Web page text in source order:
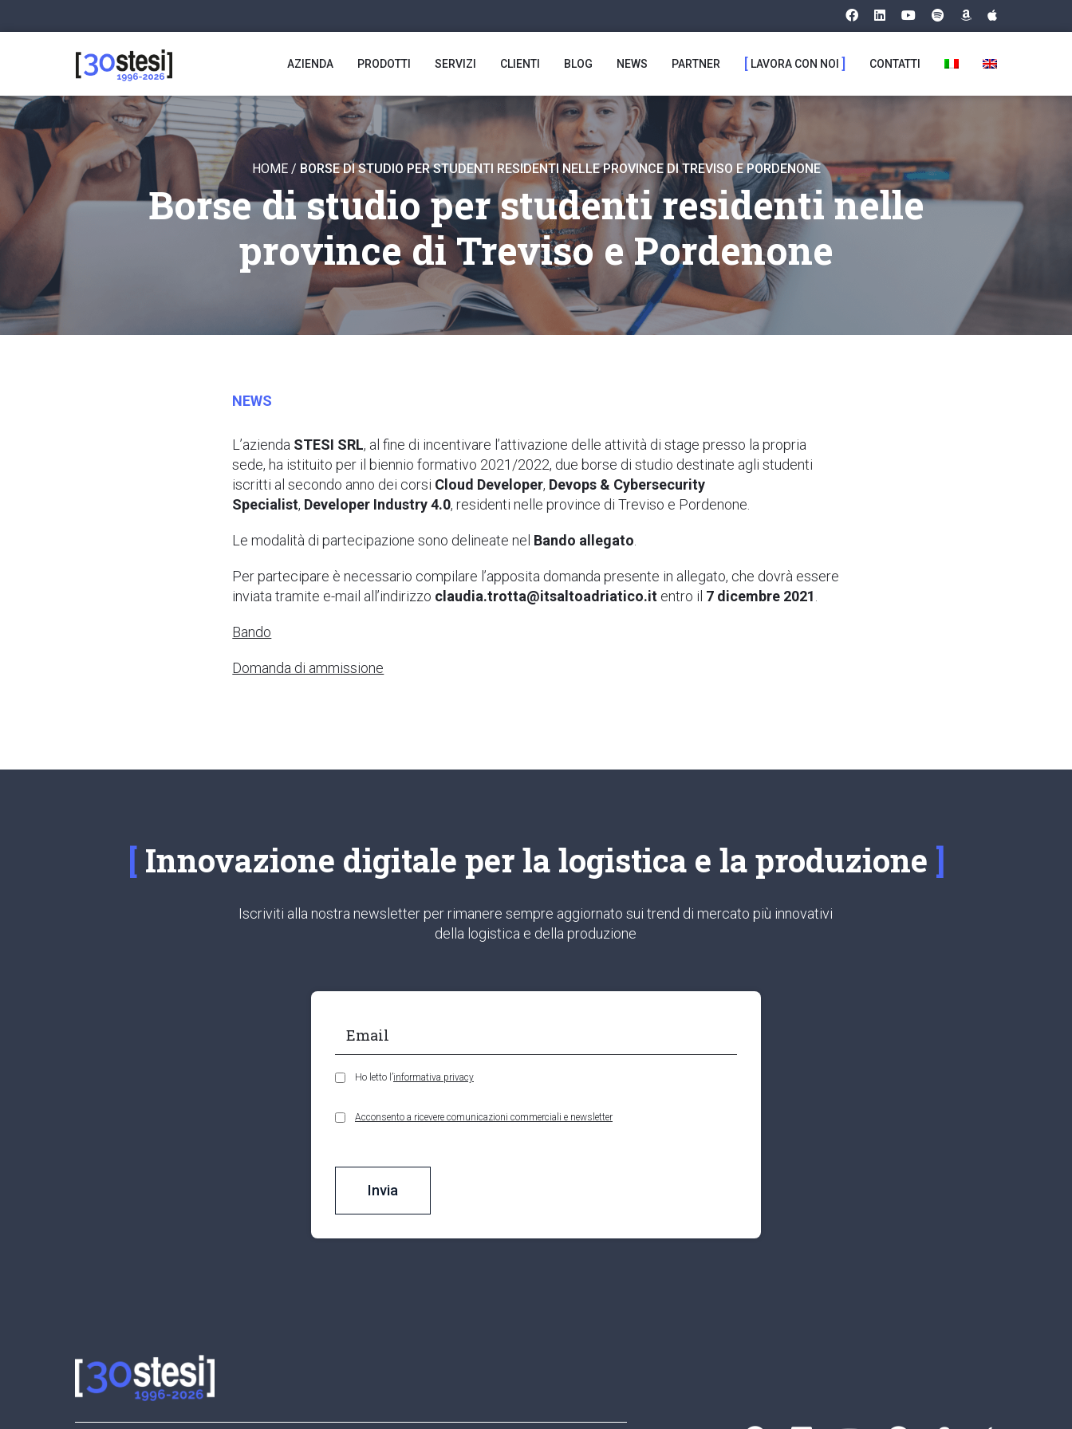
AZIENDA PRODOTTI SERVIZI CLIENTI BLOG NEWS PARTNER LAVORA CON NOI CONTATTI
HOME/ BORSE DI STUDIO PER STUDENTI RESIDENTI NELLE PROVINCE DI TREVISO E PORDENONE
Borse di studio per studenti residenti nelle
province di Treviso e Pordenone
NEWS
L’azienda STESI SRL, al fine di incentivare l’attivazione delle attività di stage presso la propria
sede, ha istituito per il biennio formativo 2021/2022, due borse di studio destinate agli studenti
iscritti al secondo anno dei corsi Cloud Developer, Devops & Cybersecurity
Specialist, Developer Industry 4.0, residenti nelle province di Treviso e Pordenone.
Le modalità di partecipazione sono delineate nel Bando allegato
Per partecipare è necessario compilare l’apposita domanda presente in allegato, che dovrà essere
inviata tramite e-mail all’indirizzo claudia.trotta@itsaltoadriatico.it entro il 7 dicembre 2021
Bando
Domanda di ammissione
Innovazione digitale per la logistica e la produzione
Iscriviti alla nostra newsletter per rimanere sempre aggiornato sui trend di mercato più innovativi
della logistica e della produzione
Ho letto l’informativa privacy
Acconsento a ricevere comunicazioni commerciali e newsletter